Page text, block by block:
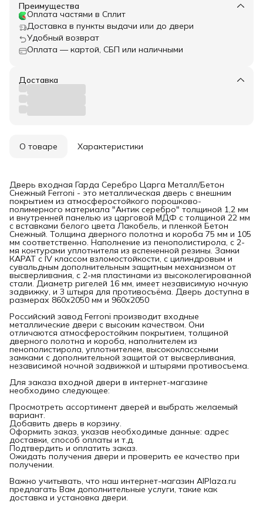
Преимущества
Оплата частями в Сплит
Доставка в пункты выдачи или до двери
Удобный возврат
Оплата — картой, СБП или наличными
Доставка
О товаре Характеристики
Дверь входная Гарда Серебро Царга Металл/Бетон
Снежный Ferroni - это металлическая дверь с внешним
покрытием из атмосферостойкого порошково-
полимерного материала "Антик серебро" толщиной 1,2 мм
и внутренней панелью из царговой МДФ с толщиной 22 мм
с вставками белого цвета Лакобель, и пленкой Бетон
Снежный. Толщина дверного полотна и короба 75 мм и 105
мм соответственно. Наполнение из пенополистирола, с 2-
мя контурами уплотнителя из вспененной резины. Замки
КАРАТ с IV классом взломостойкости, с цилиндровым и
сувальдным дополнительным защитным механизмом от
высверливания, с 2-мя пластинами из высоколегированной
стали. Диаметр ригелей 16 мм, имеет независимую ночную
задвижку, и 3 штыря для противосъёма. Дверь доступна в
размерах 860х2050 мм и 960х2050
Российский завод Ferroni производит входные
металлические двери с высоким качеством. Они
отличаются атмосферостойким покрытием, толщиной
дверного полотна и короба, наполнителем из
пенополистирола, уплотнителем, высококлассными
замками с дополнительной защитой от высверливания,
независимой ночной задвижкой и штырями противосъема.
Для заказа входной двери в интернет-магазине
необходимо следующее:
Просмотреть ассортимент дверей и выбрать желаемый
вариант.
Добавить дверь в корзину.
Оформить заказ, указав необходимые данные: адрес
доставки, способ оплаты и т.д.
Подтвердить и оплатить заказ.
Ожидать получения двери и проверить ее качество при
получении.
Важно учитывать, что наш интернет-магазин AlPlaza.ru
предлагать Вам дополнительные услуги, такие как
доставка и установка двери.